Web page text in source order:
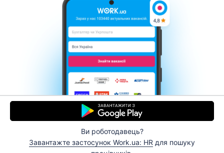
Ви роботодавець?
Завантажте застосунок Work.ua: HR для пошуку
Контакти Про нас
Кар’єра
Допомога Умови використання
© 2006–2026 Work.ua. Сервіс пошуку роботи №1 в